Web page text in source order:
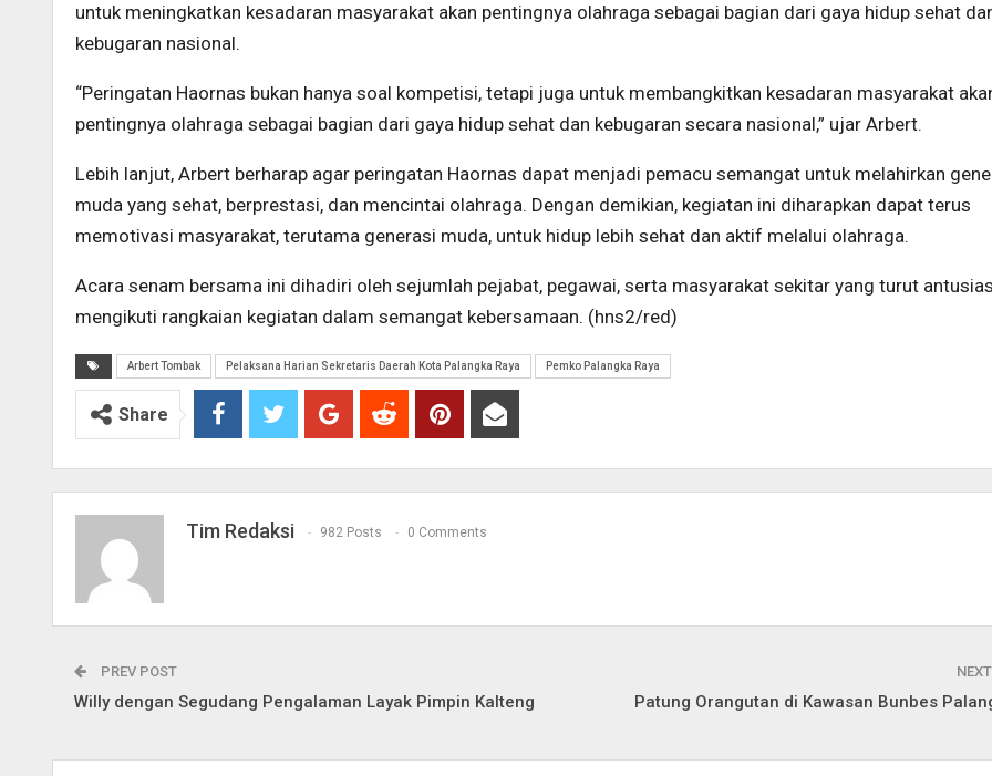
untuk meningkatkan kesadaran masyarakat akan pentingnya olahraga sebagai bagian dari gaya hidup sehat
kebugaran nasional.
“Peringatan Haornas bukan hanya soal kompetisi, tetapi juga untuk membangkitkan kesadaran masyarakat
pentingnya olahraga sebagai bagian dari gaya hidup sehat dan kebugaran secara nasional,” ujar Arbert.
Lebih lanjut, Arbert berharap agar peringatan Haornas dapat menjadi pemacu semangat untuk melahirkan
muda yang sehat, berprestasi, dan mencintai olahraga. Dengan demikian, kegiatan ini diharapkan dapat terus
memotivasi masyarakat, terutama generasi muda, untuk hidup lebih sehat dan aktif melalui olahraga.
Acara senam bersama ini dihadiri oleh sejumlah pejabat, pegawai, serta masyarakat sekitar yang turut antusias
mengikuti rangkaian kegiatan dalam semangat kebersamaan. (hns2/red)
Arbert Tombak Pelaksana Harian Sekretaris Daerah Kota Palangka Raya Pemko Palangka Raya
Share
Tim Redaksi 982 Posts 0 Comments
PREV POST
Willy dengan Segudang Pengalaman Layak Pimpin Kalteng
Patung Orangutan di Kawasan Bunbes